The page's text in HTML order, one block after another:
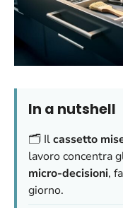
In a nutshell
🗂️ Ilcassetto
lavoro concentra
micro-decisioni,
giorno.